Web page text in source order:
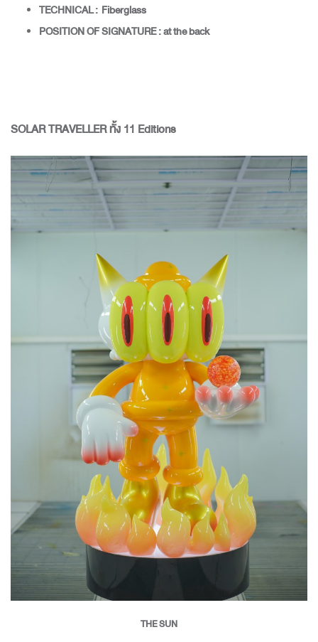
TECHNICAL : Fiberglass
POSITION OF SIGNATURE : at the back
SOLAR TRAVELLER ทั้ง 11 Editions
THE SUN